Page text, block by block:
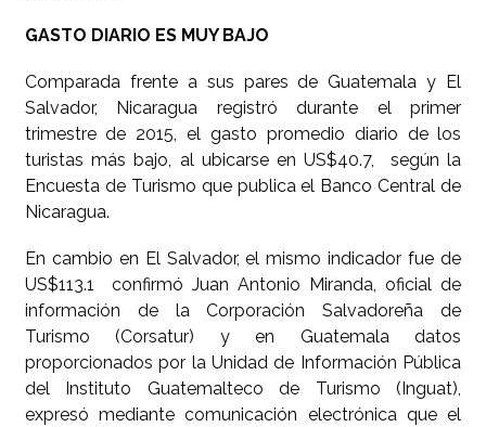
GASTO DIARIO ES MUY BAJO
Comparada frente a sus pares de Guatemala y El
Salvador, Nicaragua registró durante el primer
trimestre de 2015, el gasto promedio diario de los
turistas más bajo, al ubicarse en US$40.7, según la
Encuesta de Turismo que publica el Banco Central de
Nicaragua.
En cambio en El Salvador, el mismo indicador fue de
US$113.1 confirmó Juan Antonio Miranda, oficial de
información de la Corporación Salvadoreña de
Turismo (Corsatur) y en Guatemala datos
proporcionados por la Unidad de Información Pública
del Instituto Guatemalteco de Turismo (Inguat),
expresó mediante comunicación electrónica que el